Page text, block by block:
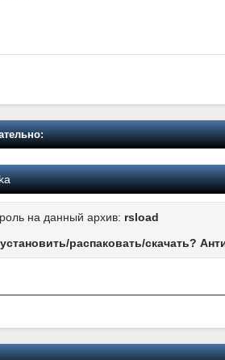
на данный архив: rsload
установить/распаковать/скачать?